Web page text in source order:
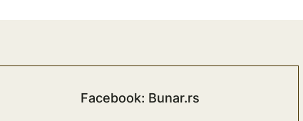
Facebook: Bunar.rs